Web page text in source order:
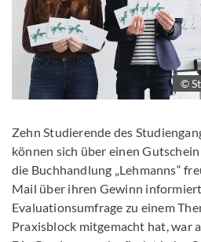
©
Zehn Studierende des
können sich über einen
die Buchhandlung „Lehmanns“
Mail über ihren Gewinn
Evaluationsumfrage zu einem
Praxisblock mitgemacht hat, war